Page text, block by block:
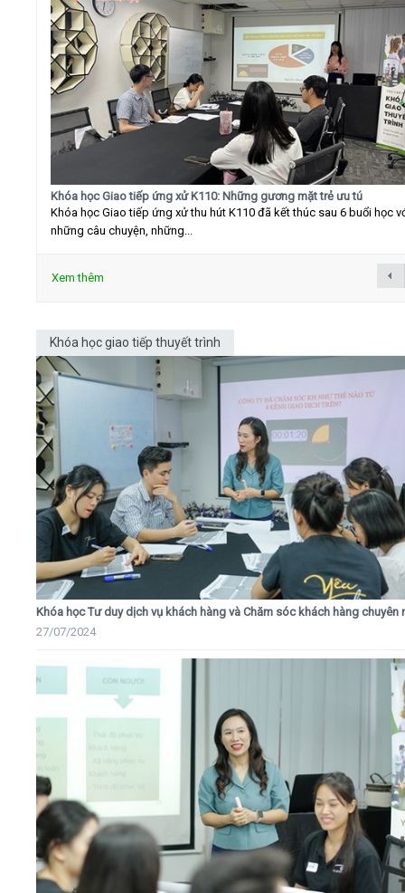
Khóa học Giao tiếp ứng xử K110: Những gương mặt trẻ ưu tú
Khóa học Giao tiếp ứng xử thu hút K110 đã kết thúc sau 6 buổi học
những câu chuyện, những...
Xem thêm
Khóa học giao tiếp thuyết trình
Khóa học Tư duy dịch vụ khách hàng và Chăm sóc khách hàng chuyên
27/07/2024